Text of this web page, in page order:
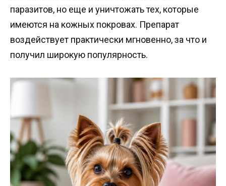
паразитов, но еще и уничтожать тех, которые
имеются на кожных покровах. Препарат
воздействует практически мгновенно, за что и
получил широкую популярность.